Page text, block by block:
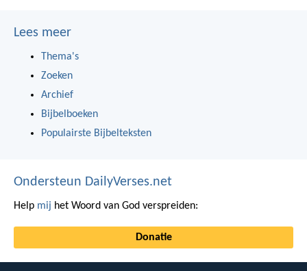
Lees meer
Thema's
Zoeken
Archief
Bijbelboeken
Populairste Bijbelteksten
Ondersteun DailyVerses.net
Help mij het Woord van God verspreiden:
Donatie